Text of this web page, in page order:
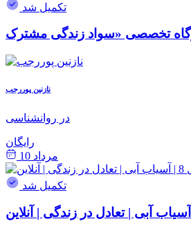
تکمیل شد
نازنین پوررجب
در روانشناسی
رایگان
مرداد 10
تکمیل شد